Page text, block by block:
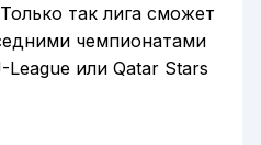
так лига сможет
чемпионатами
или Qatar Stars